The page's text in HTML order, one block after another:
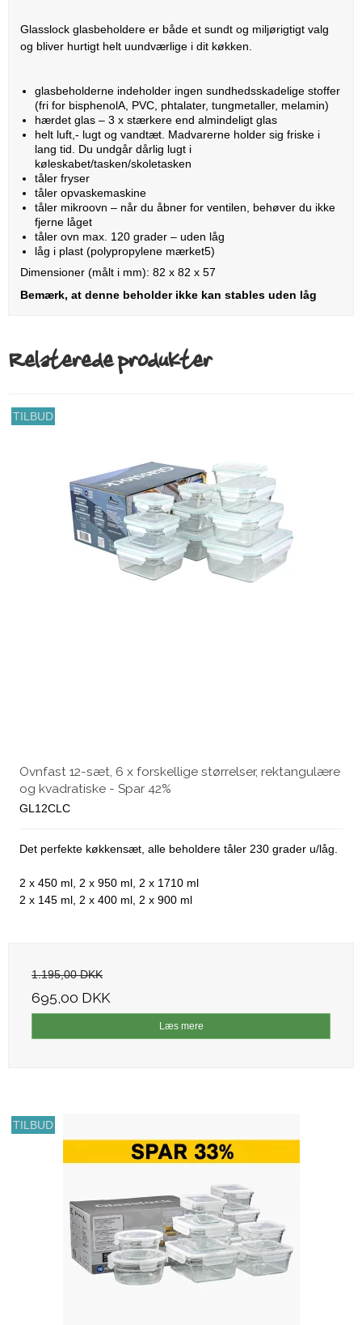
Glasslock glasbeholdere er både et sundt og miljørigtigt valg
og bliver hurtigt helt uundværlige i dit køkken.
glasbeholderne indeholder ingen sundhedsskadelige stoffer
(fri for bisphenolA, PVC, phtalater, tungmetaller, melamin)
hærdet glas – 3 x stærkere end almindeligt glas
helt luft,- lugt og vandtæt. Madvarerne holder sig friske i
lang tid. Du undgår dårlig lugt i
køleskabet/tasken/skoletasken
tåler fryser
tåler opvaskemaskine
tåler mikroovn – når du åbner for ventilen, behøver du ikke
fjerne låget
tåler ovn max. 120 grader – uden låg
låg i plast (polypropylene mærket5)
Dimensioner (målt i mm): 82 x 82 x 57
Bemærk, at denne beholder ikke kan stables uden låg
Relaterede produkter
TILBUD
Ovnfast 12-sæt, 6 x forskellige størrelser, rektangulære
og kvadratiske - Spar 42%
GL12CLC
Det perfekte køkkensæt, alle beholdere tåler 230 grader u/låg.
2 x 450 ml, 2 x 950 ml, 2 x 1710 ml
2 x 145 ml, 2 x 400 ml, 2 x 900 ml
1.195,00 DKK
695,00 DKK
Læs mere
TILBUD